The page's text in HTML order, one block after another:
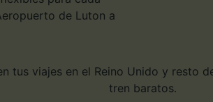
de Luton a
tus viajes en el Reino Unido y resto
tren baratos.